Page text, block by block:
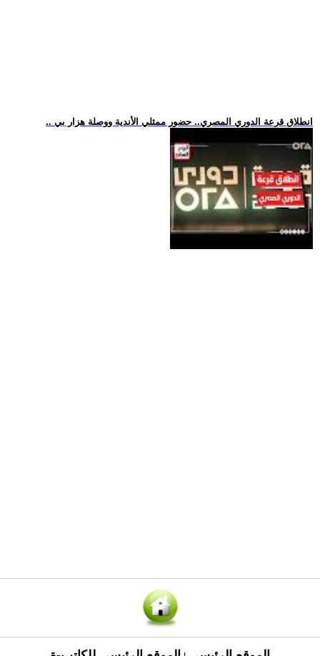
.. انطلاق قرعة الدوري المصري.. حضور ممثلي الأندية ووصلة هزار بي